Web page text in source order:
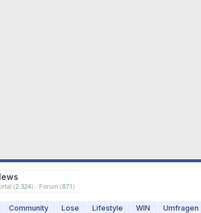
(2.324) · Forum (871)
Community Lose Lifestyle WIN Umfragen